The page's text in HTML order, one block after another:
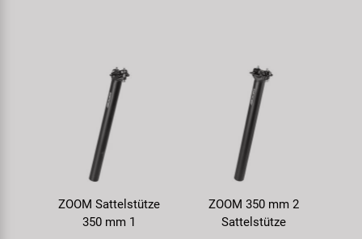
ZOOM Sattelstütze
350 mm 1
ZOOM 350 mm 2
Sattelstütze